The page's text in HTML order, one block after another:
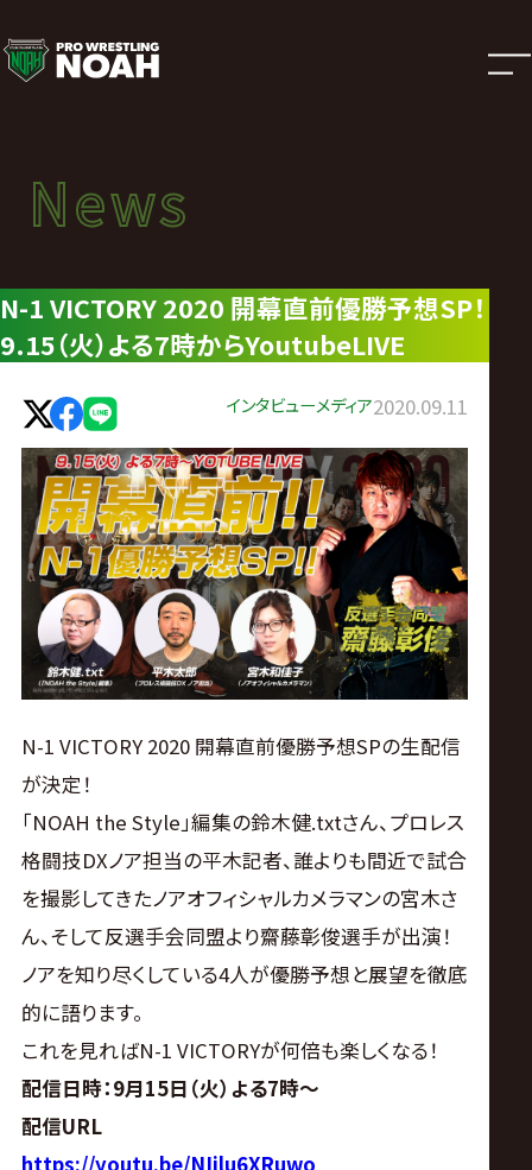
ニ
ュ
ー
ス
|
プ
ロ
レ
ス
リ
ン
グ・
ノ
ア
公
式
サ
イ
News
ニュース
News
N-1 VICTORY 2020 開幕直前優勝予想SP！
9.15（火）よる7時からYoutubeLIVE
インタビューメディア2020.09.11
N-1 VICTORY 2020 開幕直前優勝予想SPの生配信
が決定！
「NOAH the Style」編集の鈴木健.txtさん、プロレス
格闘技DXノア担当の平木記者、誰よりも間近で試合
を撮影してきたノアオフィシャルカメラマンの宮木さ
ん、そして反選手会同盟より齋藤彰俊選手が出演！
ノアを知り尽くしている4人が優勝予想と展望を徹底
的に語ります。
これを見ればN-1 VICTORYが何倍も楽しくなる！
配信日時：9月15日（火）よる7時～
配信URL
https://youtu.be/NIjlu6XRuwo